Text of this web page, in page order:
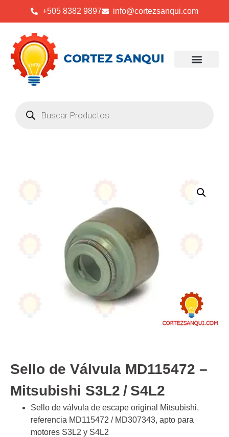
+505 8382 9897 info@cortezsanqui.com
Sello de Válvula MD115472 –
Mitsubishi S3L2 / S4L2
Sello de válvula de escape original Mitsubishi,
referencia MD115472 / MD307343, apto para
motores S3L2 y S4L2